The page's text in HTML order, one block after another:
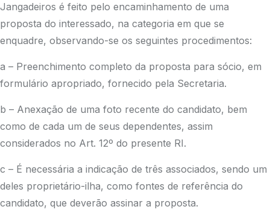
Jangadeiros é feito pelo encaminhamento de uma
proposta do interessado, na categoria em que se
enquadre, observando-se os seguintes procedimentos:
a – Preenchimento completo da proposta para sócio, em
formulário apropriado, fornecido pela Secretaria.
b – Anexação de uma foto recente do candidato, bem
como de cada um de seus dependentes, assim
considerados no Art. 12º do presente RI.
c – É necessária a indicação de três associados, sendo um
deles proprietário-ilha, como fontes de referência do
candidato, que deverão assinar a proposta.